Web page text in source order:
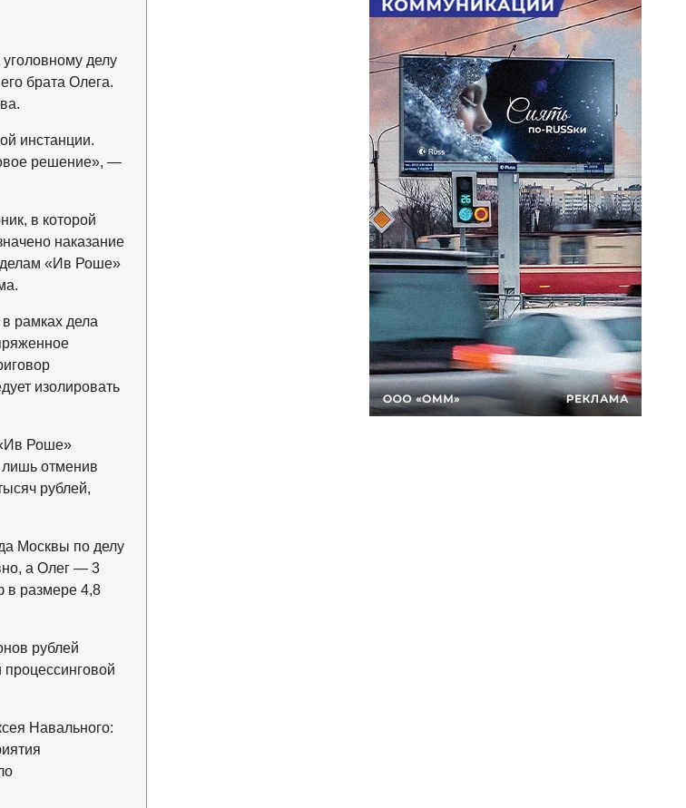
делу
брата Олега.
инстанции.
решение», —
в которой
наказание
делам «Ив Роше»
рамках дела
изолировать
Роше»
лишь отменив
рублей,
Москвы по делу
а Олег — 3
в размере 4,8
рублей
Навального: